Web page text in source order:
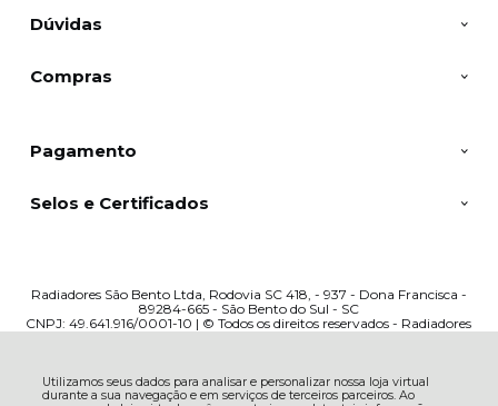
Utilizamos seus dados para analisar e personalizar nossa loja virtual
durante a sua navegação e em serviços de terceiros parceiros. Ao
Dúvidas
Compras
Pagamento
Selos e Certificados
Radiadores São Bento Ltda, Rodovia SC 418, - 937 - Dona Francisca -
89284-665 - São Bento do Sul - SC
CNPJ: 49.641.916/0001-10 | © Todos os direitos reservados - Radiadores